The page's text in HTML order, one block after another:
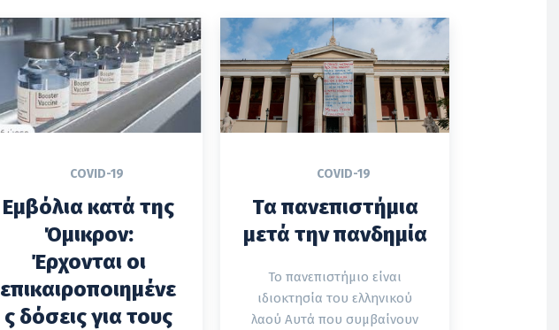
COVID-19
Εμβόλια κατά της
Όμικρον:
Έρχονται οι
επικαιροποιημένε
ς δόσεις για τους
COVID-19
Τα πανεπιστήμια
μετά την πανδημία
Το πανεπιστήμιο είναι
ιδιοκτησία του ελληνικού
λαού Αυτά που συμβαίνουν